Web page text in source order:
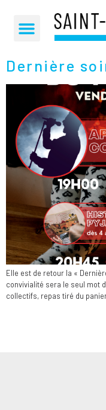
AU COIN
Dernière
Elle est de retour la «
convivialité sera le seul mot
collectifs, repas tiré du